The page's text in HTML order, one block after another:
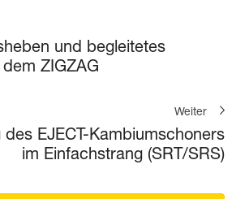
und begleitetes
ZIGZAG
Weiter
des EJECT-Kambiumschoners
im Einfachstrang (SRT/SRS)